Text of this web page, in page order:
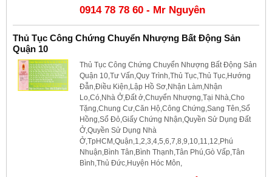
0914 78 78 60 - Mr Nguyên
Thủ Tục Công Chứng Chuyển Nhượng Bất Động Sản
Quận 10
Thủ Tục Công Chứng Chuyển Nhượng Bất Động Sản
Quận 10,Tư Vấn,Quy Trình,Thủ Tục,Thủ Tục,Hướng
Đẫn,Điều Kiện,Lập Hồ Sơ,Nhận Làm,Nhận
Lo,Có,Nhà Ở,Đất ở,Chuyển Nhượng,Tại Nhà,Cho
Tặng,Chung Cư,Căn Hộ,Công Chứng,Sang Tên,Sổ
Hồng,Sổ Đỏ,Giấy Chứng Nhận,Quyền Sử Dụng Đất
Ở,Quyền Sử Dụng Nhà
Ở,TpHCM,Quận,1,2,3,4,5,6,7,8,9,10,11,12,Phú
Nhuận,Bình Tân,Bình Thạnh,Tân Phú,Gò Vấp,Tân
Bình,Thủ Đức,Huyện Hóc Môn,